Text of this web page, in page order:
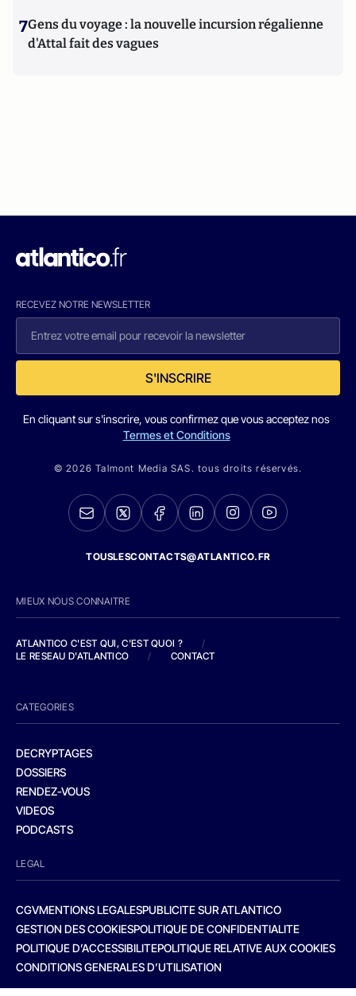
7Gens du voyage : la nouvelle incursion régalienne
d'Attal fait des vagues
RECEVEZ NOTRE NEWSLETTER
S'INSCRIRE
En cliquant sur s'inscrire, vous confirmez que vous acceptez nos
Termes et Conditions
© 2026 Talmont Media SAS. tous droits réservés.
TOUSLESCONTACTS@ATLANTICO.FR
MIEUX NOUS CONNAITRE
ATLANTICO C'EST QUI, C'EST QUOI ?
/
LE RESEAU D'ATLANTICO
/ CONTACT
CATEGORIES
DECRYPTAGES
DOSSIERS
RENDEZ-VOUS
VIDEOS
PODCASTS
LEGAL
CGVMENTIONS LEGALESPUBLICITE SUR ATLANTICO
GESTION DES COOKIESPOLITIQUE DE CONFIDENTIALITE
POLITIQUE D’ACCESSIBILITEPOLITIQUE RELATIVE AUX COOKIES
CONDITIONS GENERALES D’UTILISATION